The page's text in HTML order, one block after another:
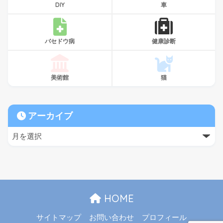
DIY 車
バセドウ病 健康診断
美術館 猫
アーカイブ
HOME
サイトマップ お問い合わせ プロフィール